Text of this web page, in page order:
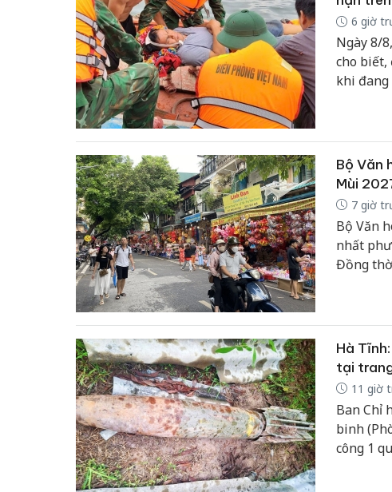
6 giờ
Ngày 8/
cho biết,
khi
Bộ Văn
Mùi
7 giờ
Bộ Văn
nhất
Đồng
Hà
tại
11 giờ
Ban Chỉ
binh
công 1